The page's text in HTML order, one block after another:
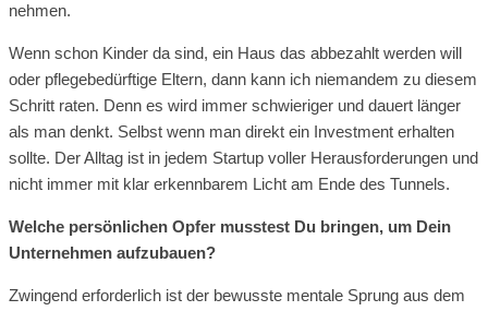
nehmen.
Wenn schon Kinder da sind, ein Haus das abbezahlt werden will
oder pflegebedürftige Eltern, dann kann ich niemandem zu diesem
Schritt raten. Denn es wird immer schwieriger und dauert länger
als man denkt. Selbst wenn man direkt ein Investment erhalten
sollte. Der Alltag ist in jedem Startup voller Herausforderungen und
nicht immer mit klar erkennbarem Licht am Ende des Tunnels.
Welche persönlichen Opfer musstest Du bringen, um Dein
Unternehmen aufzubauen?
Zwingend erforderlich ist der bewusste mentale Sprung aus dem